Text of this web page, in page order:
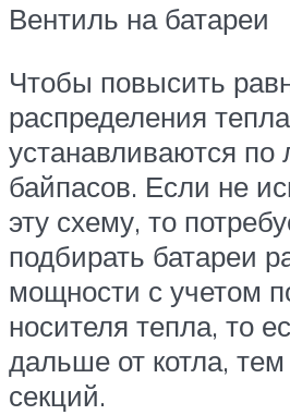
Вентиль на батареи
Чтобы повысить
распределения
устанавливаются по
байпасов. Если не
эту схему, то
подбирать батареи
мощности с учетом
носителя тепла, то
дальше от котла,
секций.